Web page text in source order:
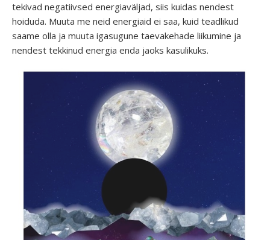
tekivad negatiivsed energiaväljad, siis kuidas nendest
hoiduda. Muuta me neid energiaid ei saa, kuid teadlikud
saame olla ja muuta igasugune taevakehade liikumine ja
nendest tekkinud energia enda jaoks kasulikuks.